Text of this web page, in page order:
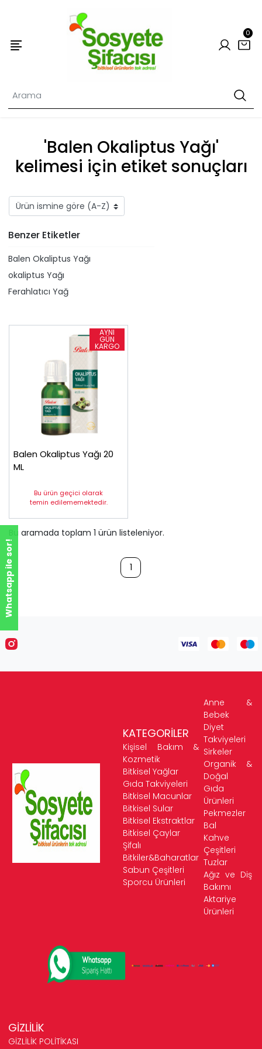
0
'Balen Okaliptus Yağı'
kelimesi için etiket sonuçları
Benzer Etiketler
Balen Okaliptus Yağı
​okaliptus Yağı
Ferahlatıcı Yağ
Balen Okaliptus Yağı 20
ML
Bu ürün geçici olarak
temin edilememektedir.
Bu aramada toplam 1 ürün listeleniyor.
1
KATEGORİLER
Kişisel Bakım &
Kozmetik
Bitkisel Yağlar
Gıda Takviyeleri
Bitkisel Macunlar
Bitkisel Sular
Bitkisel Ekstraktlar
Bitkisel Çaylar
Şifalı
Bitkiler&Baharatlar
Sabun Çeşitleri
Sporcu Ürünleri
Anne &
Bebek
Diyet
Takviyeleri
Sirkeler
Organik &
Doğal
Gıda
Ürünleri
Pekmezler
Bal
Kahve
Çeşitleri
Tuzlar
Ağız ve Diş
Bakımı
Aktariye
Ürünleri
GİZLİLİK
GİZLİLİK POLİTİKASI
Whatsapp ile sor!